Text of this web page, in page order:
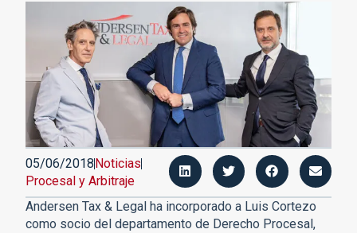
05/06/2018Noticias
Procesal y Arbitraje
Andersen Tax & Legal ha incorporado a Luis Cortezo
como socio del departamento de Derecho Procesal,